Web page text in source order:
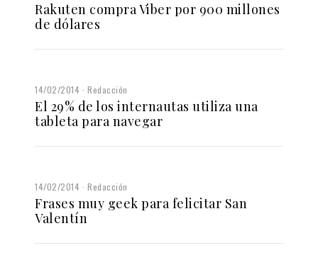
Rakuten compra Viber por 900 millones
de dólares
14/02/2014 Redacción
El 29% de los internautas utiliza una
tableta para navegar
14/02/2014 Redacción
Frases muy geek para felicitar San
Valentín